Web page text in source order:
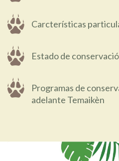
Carcterísticas
Estado de
Programas de
adelante Temaikèn